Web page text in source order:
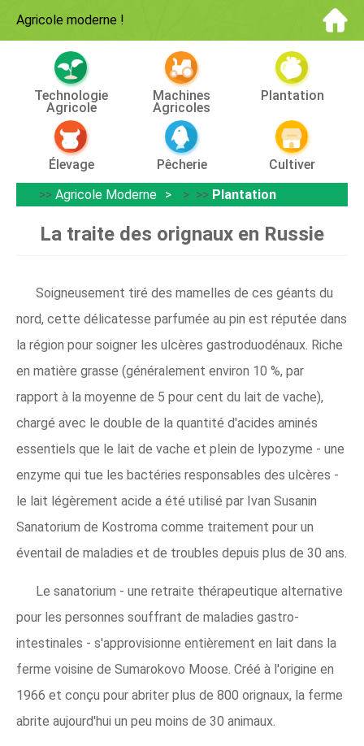
Agricole moderne !
Technologie
Agricole
Machines
Agricoles
Plantation
Élevage Pêcherie
Cultiver
>> Agricole Moderne > >> Plantation
La traite des orignaux en Russie
Soigneusement tiré des mamelles de ces géants du
nord, cette délicatesse parfumée au pin est réputée dans
la région pour soigner les ulcères gastroduodénaux. Riche
en matière grasse (généralement environ 10 %, par
rapport à la moyenne de 5 pour cent du lait de vache),
chargé avec le double de la quantité d'acides aminés
essentiels que le lait de vache et plein de lypozyme - une
enzyme qui tue les bactéries responsables des ulcères -
le lait légèrement acide a été utilisé par Ivan Susanin
Sanatorium de Kostroma comme traitement pour un
éventail de maladies et de troubles depuis plus de 30 ans.
Le sanatorium - une retraite thérapeutique alternative
pour les personnes souffrant de maladies gastro-
intestinales - s'approvisionne entièrement en lait dans la
ferme voisine de Sumarokovo Moose. Créé à l'origine en
1966 et conçu pour abriter plus de 800 orignaux, la ferme
abrite aujourd'hui un peu moins de 30 animaux.